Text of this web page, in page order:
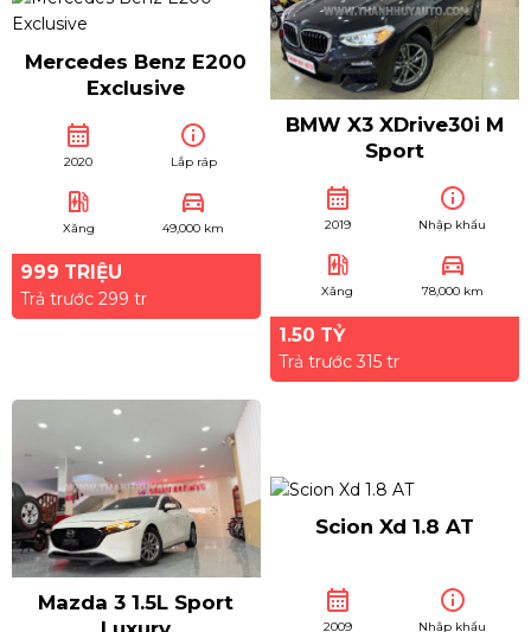
Mercedes Benz E200
Exclusive
calendar_month
2020
info
Lắp ráp
ev_station
Xăng
directions_car
49,000 km
999 TRIỆU
Trả trước 299 tr
BMW X3 XDrive30i M
Sport
calendar_month
2019
info
Nhập khẩu
ev_station
Xăng
directions_car
78,000 km
1.50 TỶ
Trả trước 315 tr
Mazda 3 1.5L Sport
Scion Xd 1.8 AT
calendar_month
2009
info
Nhập khẩu